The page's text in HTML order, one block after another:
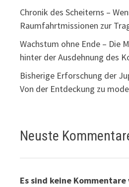
Chronik des Scheiterns –
Raumfahrtmissionen zur
Wachstum ohne Ende – Die
hinter der Ausdehnung des
Bisherige Erforschung der
Von der Entdeckung zu
Neuste
Es sind keine